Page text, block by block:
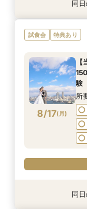
特典あり
8/16(日)
【
お
特典あり
8/16(日)
【
景
特典あり
8/16(日)
2
エ
特典あり
8/16(日)
【
タ
同
試食会 特典あり
8/17(月)
験
所
特典あり
特典あり
特典あり
特典あり
同